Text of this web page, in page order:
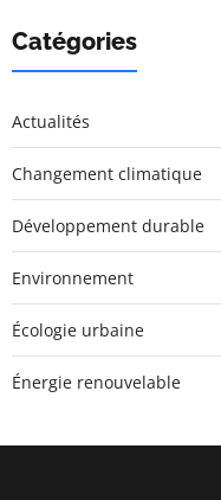
Catégories
Actualités
Changement climatique
Développement durable
Environnement
Écologie urbaine
Énergie renouvelable